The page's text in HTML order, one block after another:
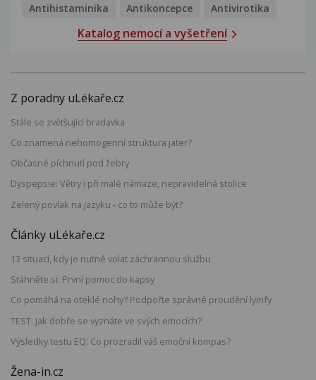
Antihistaminika
Antikoncepce Antivirotika
Katalog nemocí a vyšetření
Z poradny uLékaře.cz
Stále se zvětšující bradavka
Co znamená nehomogenní struktura jater?
Občasné píchnutí pod žebry
Dyspepsie: Větry i při malé námaze, nepravidelná stolice
Zelený povlak na jazyku - co to může být?
Články uLékaře.cz
13 situací, kdy je nutné volat záchrannou službu
Stáhněte si: První pomoc do kapsy
Co pomáhá na oteklé nohy? Podpořte správné proudění lymfy
TEST: Jak dobře se vyznáte ve svých emocích?
Výsledky testu EQ: Co prozradil váš emoční kompas?
Žena-in.cz